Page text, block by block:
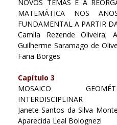
NOVOS TEMAS E A
MATEMÁTICA NOS
FUNDAMENTAL A PARTIR
Camila Rezende Oliveira;
Guilherme Saramago de
Faria Borges
Capítulo 3
MOSAICO
INTERDISCIPLINAR
Janete Santos da Silva
Aparecida Leal Bolognezi